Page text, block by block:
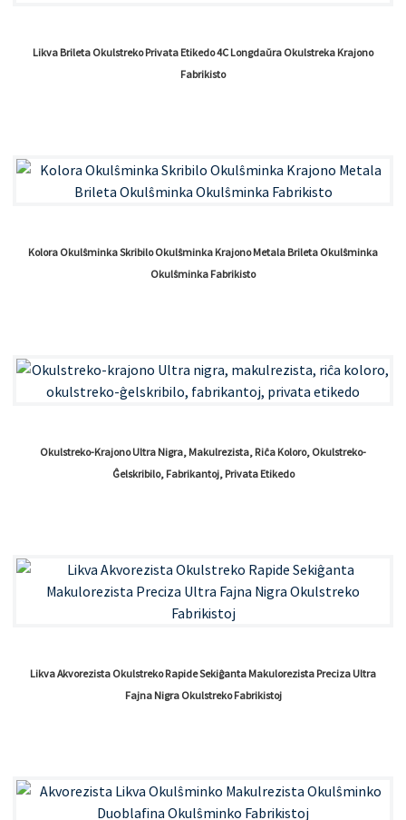
Likva Brileta Okulstreko Privata Etikedo 4C Longdaŭra Okulstreka Krajono
Fabrikisto
Kolora Okulŝminka Skribilo Okulŝminka Krajono Metala Brileta Okulŝminka
Okulŝminka Fabrikisto
Okulstreko-Krajono Ultra Nigra, Makulrezista, Riĉa Koloro, Okulstreko-
Ĝelskribilo, Fabrikantoj, Privata Etikedo
Likva Akvorezista Okulstreko Rapide Sekiĝanta Makulorezista Preciza Ultra
Fajna Nigra Okulstreko Fabrikistoj